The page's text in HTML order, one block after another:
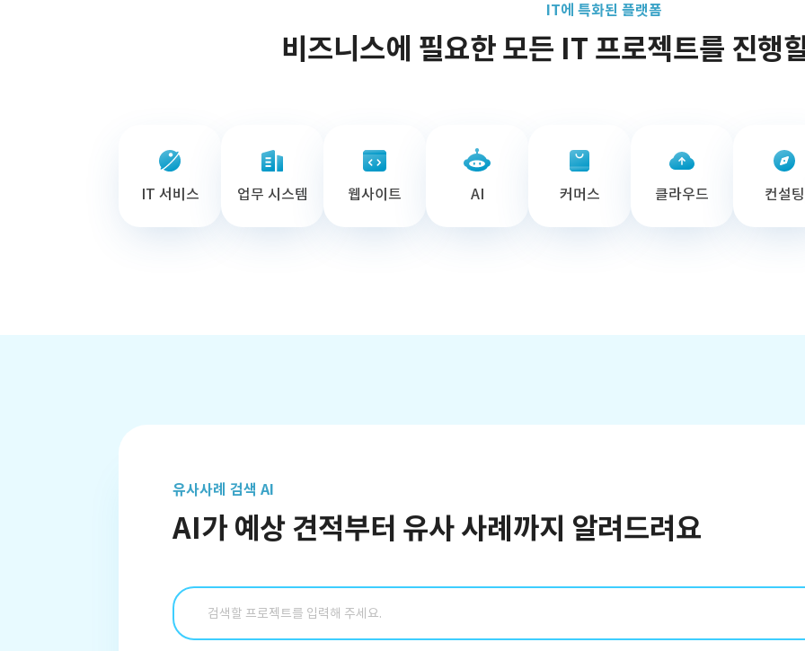
IT에 특화된 플랫폼
비즈니스에 필요한 모든 IT 프로젝트를 진행
IT 서비스 업무 시스템 웹사이트 AI 커머스 클라우드 컨설팅
유사사례 검색 AI
AI가 예상 견적부터 유사 사례까지 알려드려요